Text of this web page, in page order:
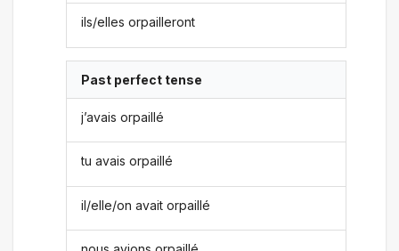
ils/elles orpailleront
Past perfect tense
j’avais orpaillé
tu avais orpaillé
il/elle/on avait orpaillé